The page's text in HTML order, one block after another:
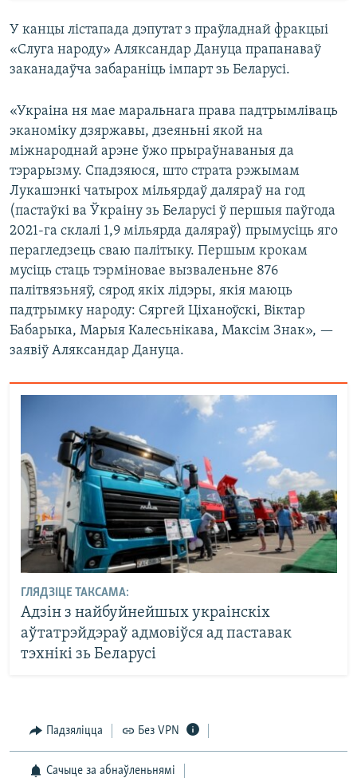
У канцы лістапада дэпутат з праўладнай фракцыі
«Слуга народу» Аляксандар Дануца прапанаваў
заканадаўча забараніць імпарт зь Беларусі.
«Украіна ня мае маральнага права падтрымліваць
эканоміку дзяржавы, дзеяньні якой на
міжнароднай арэне ўжо прыраўнаваныя да
тэрарызму. Спадзяюся, што страта рэжымам
Лукашэнкі чатырох мільярдаў даляраў на год
(пастаўкі ва Ўкраіну зь Беларусі ў першыя паўгода
2021-га склалі 1,9 мільярда даляраў) прымусіць яго
перагледзець сваю палітыку. Першым крокам
мусіць стаць тэрміновае вызваленьне 876
палітвязьняў, сярод якіх лідэры, якія маюць
падтрымку народу: Сяргей Ціханоўскі, Віктар
Бабарыка, Марыя Калесьнікава, Максім Знак», —
заявіў Аляксандар Дануца.
ГЛЯДЗІЦЕ ТАКСАМА:
Адзін з найбуйнейшых украінскіх
аўтатрэйдэраў адмовіўся ад паставак
тэхнікі зь Беларусі
Падзяліцца Без VPN
Сачыце за абнаўленьнямі